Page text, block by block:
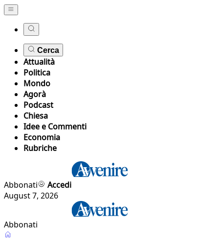
Cerca
Attualità
Politica
Mondo
Agorà
Podcast
Chiesa
Idee e Commenti
Economia
Rubriche
Abbonati
Accedi
August 7, 2026
Abbonati